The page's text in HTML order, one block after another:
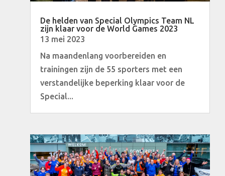
De helden van Special Olympics Team NL
zijn klaar voor de World Games 2023
13 mei 2023
Na maandenlang voorbereiden en
trainingen zijn de 55 sporters met een
verstandelijke beperking klaar voor de
Special...